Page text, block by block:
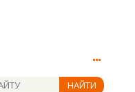
НАЙТИ